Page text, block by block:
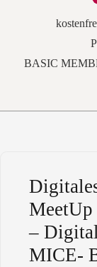
BASIC
MeetUp
–
MICE-